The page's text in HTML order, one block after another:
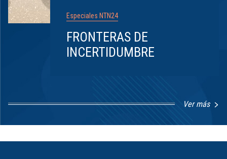
Especiales NTN24
FRONTERAS DE
INCERTIDUMBRE
Ver más
8